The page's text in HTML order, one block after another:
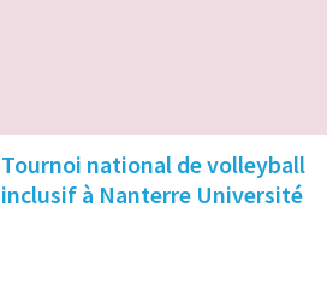
Tournoi national de volleyball
inclusif à Nanterre Université